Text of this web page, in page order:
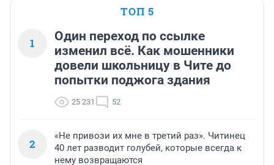
ТОП 5
1
Один переход по ссылке
изменил всё. Как мошенники
довели школьницу в Чите до
попытки поджога здания
25 231 52
2
«Не привози их мне в третий раз». Читинец
40 лет разводит голубей, которые всегда к
нему возвращаются